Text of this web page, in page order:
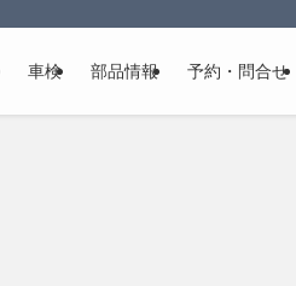
車検 部品情報 予約・問合せ